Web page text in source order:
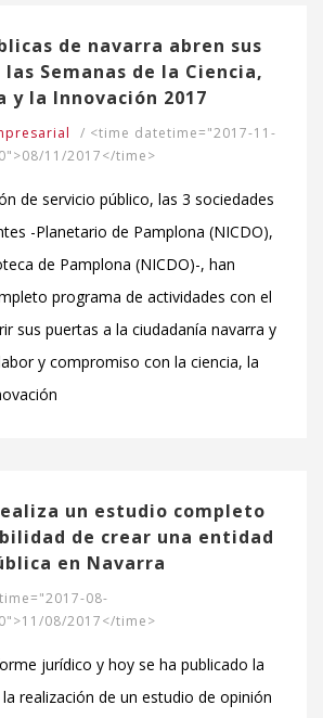
de navarra abren sus
Semanas de la Ciencia,
y la Innovación 2017
/ <time datetime="2017-11-
11/2017</time>
de servicio público, las 3 sociedades
-Planetario de Pamplona (NICDO),
de Pamplona (NICDO)-, han
programa de actividades con el
sus puertas a la ciudadanía navarra y
y compromiso con la ciencia, la
un estudio completo
de crear una entidad
en Navarra
08-
08/2017</time>
jurídico y hoy se ha publicado la
realización de un estudio de opinión